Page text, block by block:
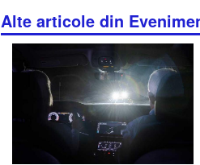
Alte articole din